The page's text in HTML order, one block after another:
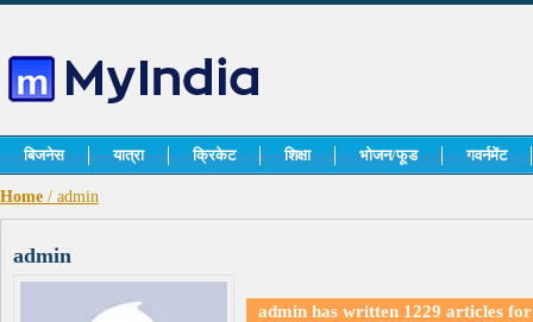
बिजनेस यात्रा क्रिकेट शिक्षा भोजन/फूड गवर्नमेंट
Home / admin
admin
admin has written 1229 articles for